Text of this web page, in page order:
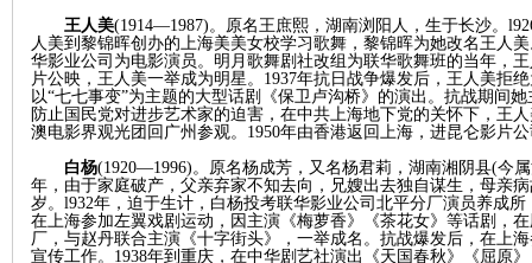
王人美(1914—1987)。原名王庶熙，湖南浏阳人，生于长沙。
人美到黎锦晖创办的上海美美女校学习歌舞，黎锦晖为她改名王人
华影业公司为电影演员。明月歌舞剧社改组为联华歌舞班的当年，
片公映，王人美一举成为明星。1937年抗日战争爆发后，王人美拒
以“七七事变”为主题的大型话剧《保卫卢沟桥》的演出。抗战期间
防止国民党对进步艺术家的迫害，在中共上海地下党的关怀下，王
澳电影界观光团回广州参观。1950年由香港返回上海，进昆仑影片
白杨(1920—1996)。原名杨成芳，又名杨君莉，湖南湘阴县(今
年，由于家庭破产，父亲弃家不知去向，兄嫂出去独自谋生，母亲
岁。l932年，迫于生计，白杨投考联华影业公司北平分厂演员养成
在上海参加左翼戏剧运动，因主演《梅萝香》《茶花女》等话剧，
厂，与赵丹联合主演《十字街头》，一举成名。抗战爆发后，在上
宣传工作。1938年到重庆，在中华剧艺社演出《天国春秋》《屈原